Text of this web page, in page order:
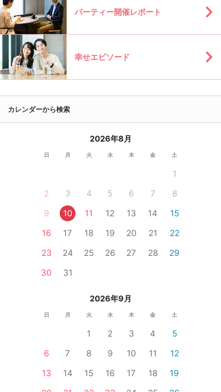
パーティー開催レポート
幸せエピソード
カレンダーから検索
2026年8月
日 月 火 水 木 金 土
1
2
3 4 5 6 7
8
9
10 11 12 13 14
15
16
17 18 19 20 21
22
23
24 25 26 27 28
29
30
31
2026年9月
日 月 火 水 木 金 土
1 2 3 4
5
6
7 8 9 10 11
12
13
14 15 16 17 18
19